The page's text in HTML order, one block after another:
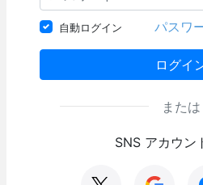
自動ログイン パスワ
ログイ
または
SNS アカウン